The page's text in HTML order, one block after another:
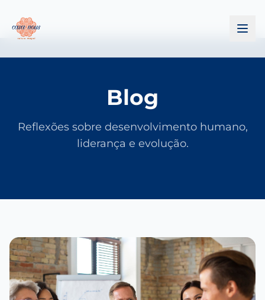
Blog
Reflexões sobre desenvolvimento humano,
liderança e evolução.